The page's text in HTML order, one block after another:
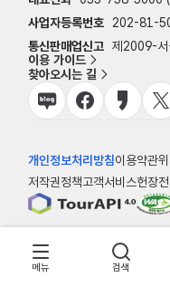
사업자등록번호
202-81-
통신판매업신고 제2009-
이용 가이드
찾아오시는 길
개인정보처리방침이용약관
저작권정책고객서비스헌장
© 한국관광공사
메뉴 검색